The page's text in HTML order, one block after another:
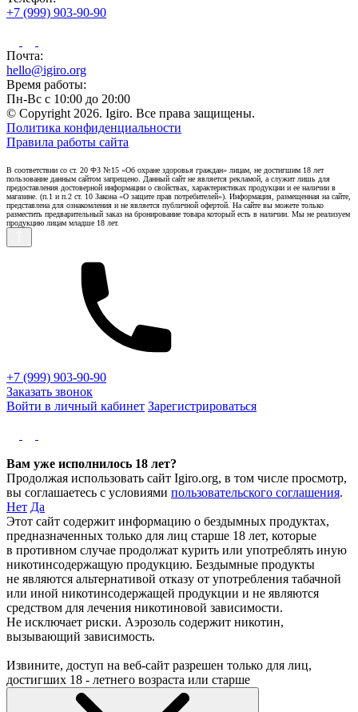
+7 (999) 903-90-90
Почта:
hello@igiro.org
Время работы:
Пн-Вс с 10:00 до 20:00
© Copyright 2026. Igiro. Все права защищены.
Политика конфиденциальности
Правила работы сайта
В соответствии со ст. 20 ФЗ №15 «Об охране здоровья граждан» лицам, не достигшим 18 лет
пользование данным сайтом запрещено. Данный сайт не является рекламой, а служит лишь для
предоставления достоверной информации о свойствах, характеристиках продукции и ее наличии в
магазине. (п.1 и п.2 ст. 10 Закона «О защите прав потребителей»). Информация, размещенная на сайте,
представлена для ознакомления и не является публичной офертой. На сайте вы можете только
разместить предварительный заказ на бронирование товара который есть в наличии. Мы не реализуем
продукцию лицам младше 18 лет.
+7 (999) 903-90-90
Заказать звонок
Войти в личный кабинет Зарегистрироваться
Вам уже исполнилось 18 лет?
Продолжая использовать сайт Igiro.org, в том числе просмотр,
вы соглашаетесь с условиями пользовательского соглашения.
Нет Да
Этот сайт содержит информацию о бездымных продуктах,
предназначенных только для лиц старше 18 лет, которые
в противном случае продолжат курить или употреблять иную
никотинсодержащую продукцию. Бездымные продукты
не являются альтернативой отказу от употребления табачной
или иной никотинсодержащей продукции и не являются
средством для лечения никотиновой зависимости.
Не исключает риски. Аэрозоль содержит никотин,
вызывающий зависимость.
Извините, доступ на веб-сайт разрешен только для лиц,
достигших 18 - летнего возраста или старше